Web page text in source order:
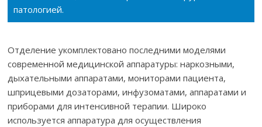
патологией.
Отделение укомплектовано последними моделями
современной медицинской аппаратуры: наркозными,
дыхательными аппаратами, мониторами пациента,
шприцевыми дозаторами, инфузоматами, аппаратами и
приборами для интенсивной терапии. Широко
используется аппаратура для осуществления